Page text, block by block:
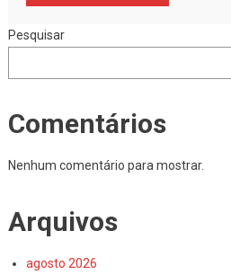
Pesquisar
Comentários
Nenhum comentário para mostrar.
Arquivos
agosto 2026